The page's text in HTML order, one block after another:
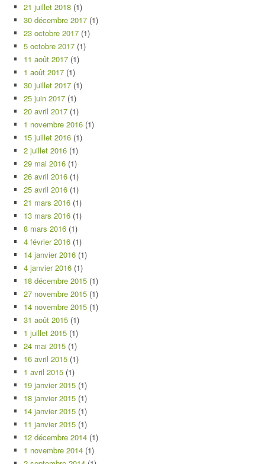
21 juillet 2018 (1)
30 décembre 2017 (1)
23 octobre 2017 (1)
5 octobre 2017 (1)
11 août 2017 (1)
1 août 2017 (1)
30 juillet 2017 (1)
25 juin 2017 (1)
20 avril 2017 (1)
1 novembre 2016 (1)
15 juillet 2016 (1)
2 juillet 2016 (1)
29 mai 2016 (1)
26 avril 2016 (1)
25 avril 2016 (1)
21 mars 2016 (1)
13 mars 2016 (1)
8 mars 2016 (1)
4 février 2016 (1)
14 janvier 2016 (1)
4 janvier 2016 (1)
18 décembre 2015 (1)
27 novembre 2015 (1)
14 novembre 2015 (1)
31 août 2015 (1)
1 juillet 2015 (1)
24 mai 2015 (1)
16 avril 2015 (1)
1 avril 2015 (1)
19 janvier 2015 (1)
18 janvier 2015 (1)
14 janvier 2015 (1)
11 janvier 2015 (1)
12 décembre 2014 (1)
1 novembre 2014 (1)